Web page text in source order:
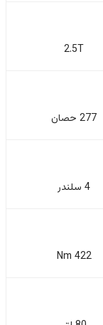
2.5T
277 حصان
4 سلندر
422 Nm